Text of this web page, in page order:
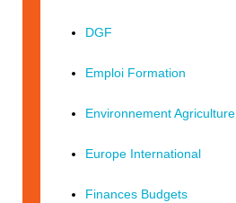
DGF
Emploi Formation
Environnement Agriculture
Europe International
Finances Budgets